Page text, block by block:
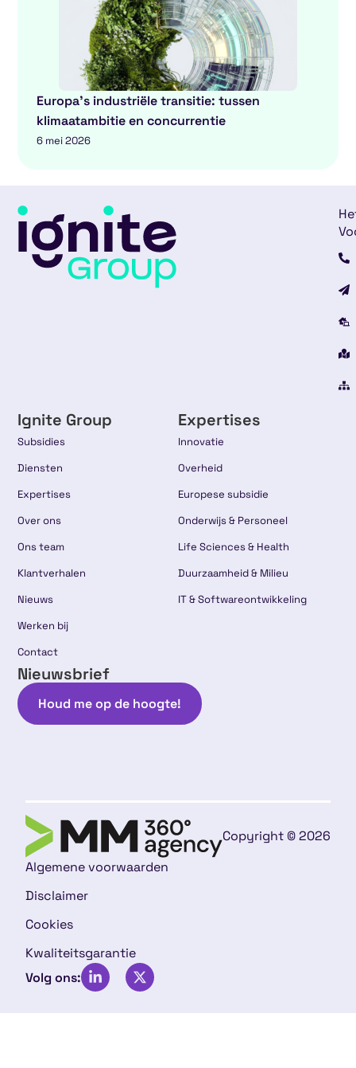
Europa’s industriële transitie: tussen
klimaatambitie en concurrentie
6 mei 2026
Ignite Group
Subsidies
Diensten
Expertises
Over ons
Ons team
Klantverhalen
Nieuws
Werken bij
Contact
Expertises
Innovatie
Overheid
Europese subsidie
Onderwijs & Personeel
Life Sciences & Health
Duurzaamheid & Milieu
IT & Softwareontwikkeling
Nieuwsbrief
Houd me op de hoogte!
Copyright © 2026
Algemene voorwaarden
Disclaimer
Cookies
Kwaliteitsgarantie
Volg ons: